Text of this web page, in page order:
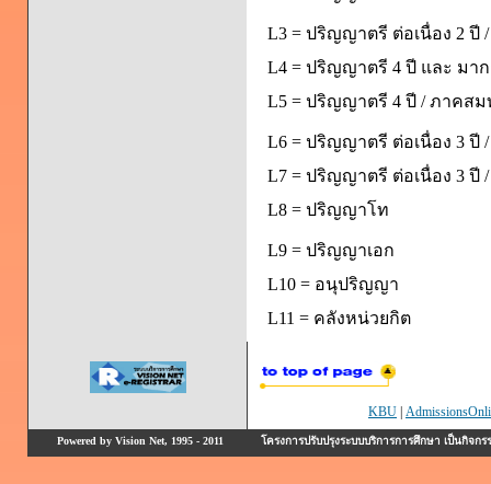
L3 = ปริญญาตรี ต่อเนื่อง 2 ปี
L4 = ปริญญาตรี 4 ปี และ มา
L5 = ปริญญาตรี 4 ปี / ภาคส
L6 = ปริญญาตรี ต่อเนื่อง 3 ปี
L7 = ปริญญาตรี ต่อเนื่อง 3 ปี
L8 = ปริญญาโท
L9 = ปริญญาเอก
L10 = อนุปริญญา
L11 = คลังหน่วยกิต
KBU
Powered by Vision Net, 1995 - 2011 โครงการปรับปรุงระบบบริการการศึกษา เป็นกิ